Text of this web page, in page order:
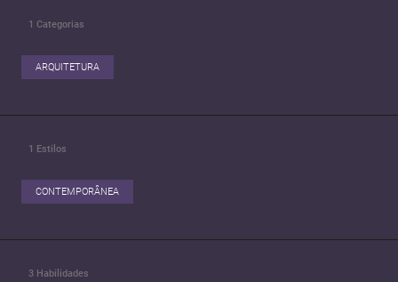
1 Categorias
ARQUITETURA
1 Estilos
CONTEMPORÂNEA
3 Habilidades